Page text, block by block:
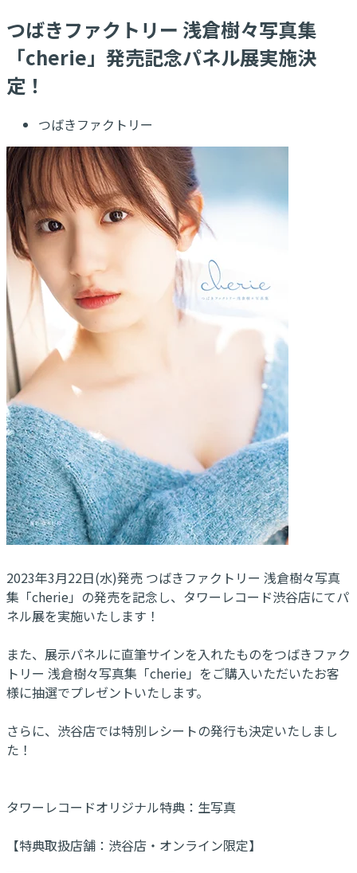
つばきファクトリー 浅倉樹々写真集
「cherie」発売記念パネル展実施決
定！
つばきファクトリー
2023年3月22日(水)発売 つばきファクトリー 浅倉樹々写真
集「cherie」の発売を記念し、タワーレコード渋谷店にてパ
ネル展を実施いたします！
また、展示パネルに直筆サインを入れたものをつばきファク
トリー 浅倉樹々写真集「cherie」をご購入いただいたお客
様に抽選でプレゼントいたします。
さらに、渋谷店では特別レシートの発行も決定いたしまし
た！
タワーレコードオリジナル特典：生写真
【特典取扱店舗：渋谷店・オンライン限定】